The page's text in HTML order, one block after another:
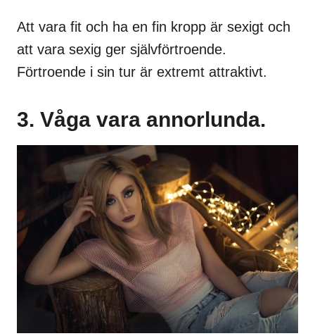
Att vara fit och ha en fin kropp är sexigt och
att vara sexig ger självförtroende.
Förtroende i sin tur är extremt attraktivt.
3. Våga vara annorlunda.